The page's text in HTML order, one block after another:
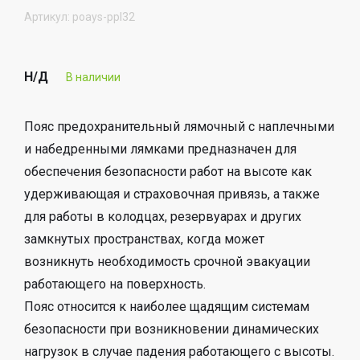
Артикул: poays-ppl32
Н/Д В наличии
Пояс предохранительный лямочный с наплечными
и набедренными лямками предназначен для
обеспечения безопасности работ на высоте как
удерживающая и страховочная привязь, а также
для работы в колодцах, резервуарах и других
замкнутых пространствах, когда может
возникнуть необходимость срочной эвакуации
работающего на поверхность.
Пояс относится к наиболее щадящим системам
безопасности при возникновении динамических
нагрузок в случае падения работающего с высоты.